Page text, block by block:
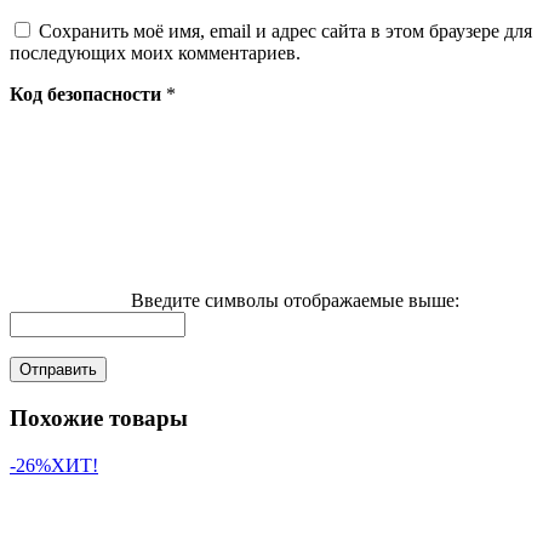
Сохранить моё имя, email и адрес сайта в этом браузере для
последующих моих комментариев.
Код безопасности *
Введите символы отображаемые выше:
Похожие товары
-26%ХИТ!